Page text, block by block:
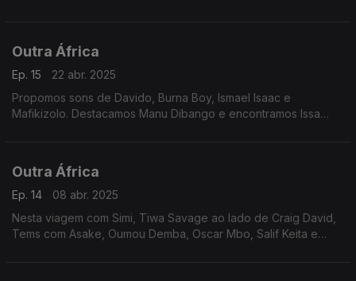
Outra África
Ep. 15
22 abr. 2025
Propomos sons de Davido, Burna Boy, Ismael Isaac e
Mafikizolo. Destacamos Manu Dibango e encontramos Issa
Outra África
Ep. 14
08 abr. 2025
Nesta viagem com Simi, Tiwa Savage ao lado de Craig David,
Tems com Asake, Oumou Demba, Oscar Mbo, Salif Keita e